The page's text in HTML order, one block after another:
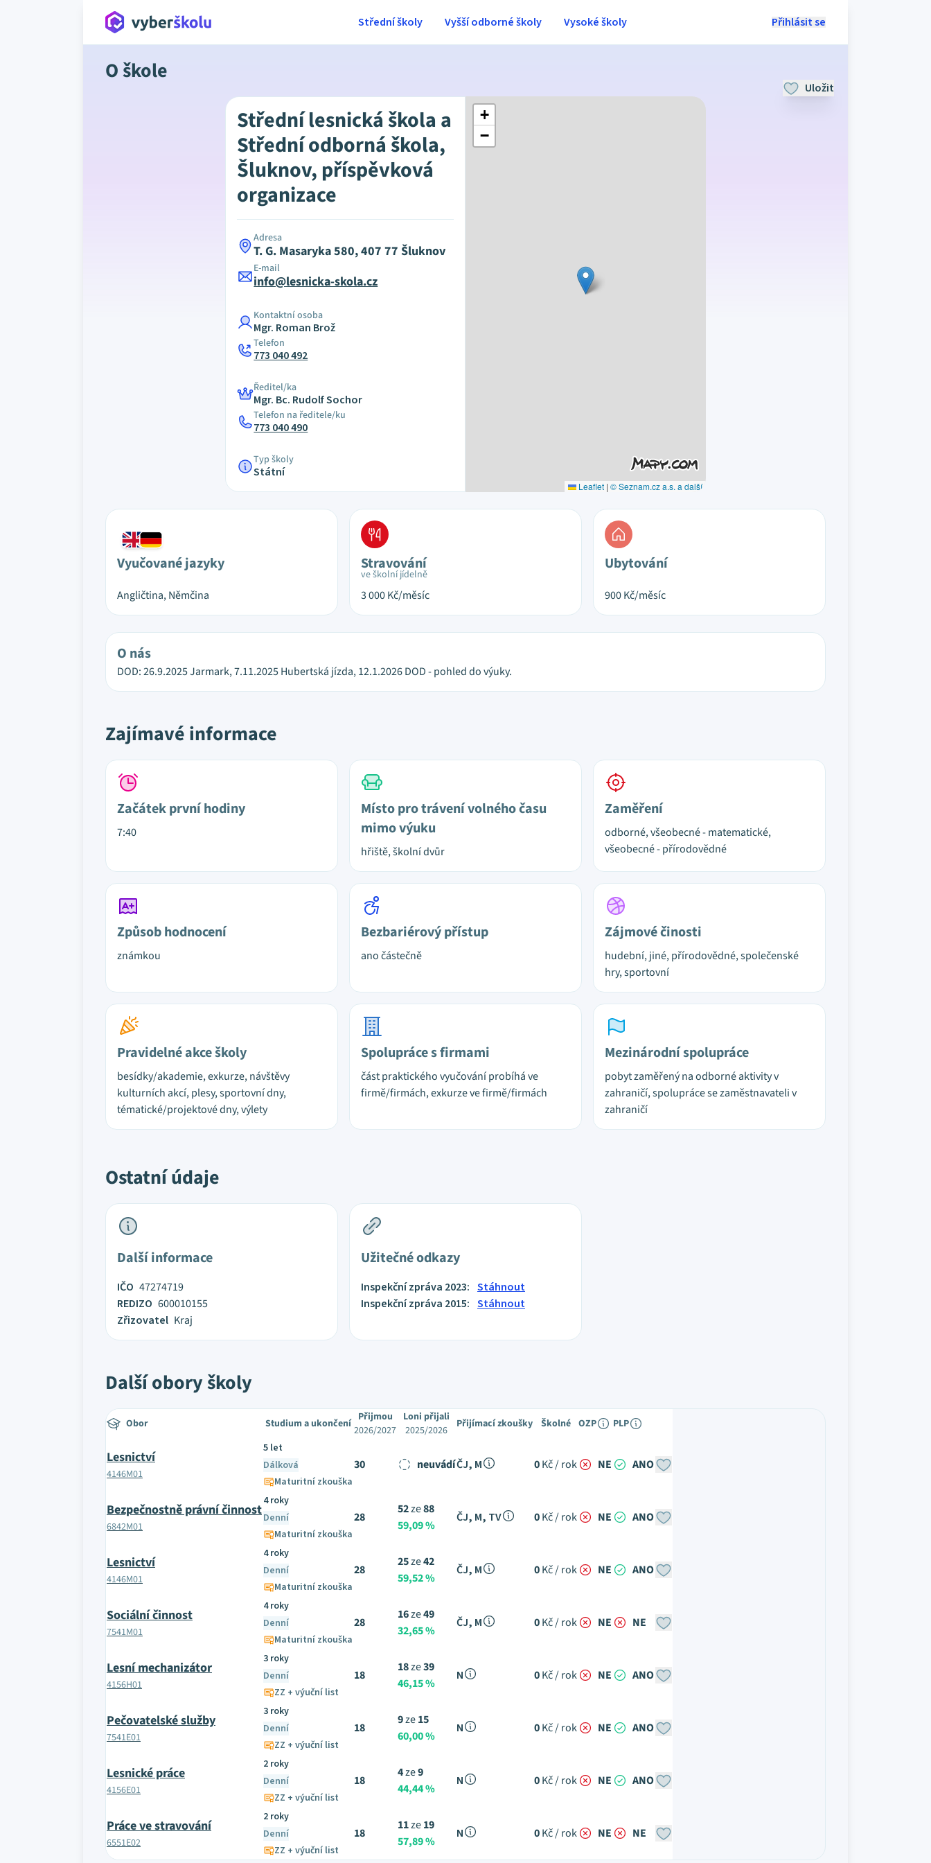
Přihlásit se
Střední školy Vyšší odborné školy Vysoké školy
O škole
Uložit
Střední lesnická škola a
Střední odborná škola,
Šluknov, příspěvková
organizace
Adresa
T. G. Masaryka 580, 407 77 Šluknov
E-mail
info@lesnicka-skola.cz
Kontaktní osoba
Mgr. Roman Brož
Telefon
773 040 492
Ředitel/ka
Mgr. Bc. Rudolf Sochor
Telefon na ředitele/ku
773 040 490
Typ školy
Státní
+
−
Leaflet | © Seznam.cz a.s. a další
Vyučované jazyky
Angličtina, Němčina
Stravování
ve školní jídelně
3 000Kč/měsíc
Ubytování
900Kč/měsíc
O nás
DOD: 26.9.2025 Jarmark, 7.11.2025 Hubertská jízda, 12.1.2026 DOD - pohled do výuky.
Zajímavé informace
Začátek první hodiny
7:40
Místo pro trávení volného času
mimo výuku
hřiště, školní dvůr
Zaměření
odborné, všeobecné - matematické,
všeobecné - přírodovědné
Způsob hodnocení
známkou
Bezbariérový přístup
ano částečně
Zájmové činosti
hudební, jiné, přírodovědné, společenské
hry, sportovní
Pravidelné akce školy
besídky/akademie, exkurze, návštěvy
kulturních akcí, plesy, sportovní dny,
tématické/projektové dny, výlety
Spolupráce s firmami
část praktického vyučování probíhá ve
firmě/firmách, exkurze ve firmě/firmách
Mezinárodní spolupráce
pobyt zaměřený na odborné aktivity v
zahraničí, spolupráce se zaměstnavateli v
zahraničí
Ostatní údaje
Další informace
IČO 47274719
REDIZO 600010155
Zřizovatel Kraj
Užitečné odkazy
Inspekční zpráva 2023: Stáhnout
Inspekční zpráva 2015: Stáhnout
Další obory školy
Obor Studium a ukončení Přijmou
2026/2027
Loni přijali
2025/2026
Přijímací zkoušky Školné OZP PLP
Lesnictví
4146M01
5 let
Dálková
Maturitní zkouška
30 neuvádíČJ, M 0Kč / rok NE ANO
Bezpečnostně právní činnost
6842M01
4 roky
Denní
Maturitní zkouška
28
52ze88
59,09 %
ČJ, M, TV 0Kč / rok NE ANO
Lesnictví
4146M01
4 roky
Denní
Maturitní zkouška
28
25ze42
59,52 %
ČJ, M 0Kč / rok NE ANO
Sociální činnost
7541M01
4 roky
Denní
Maturitní zkouška
28
16ze49
32,65 %
ČJ, M 0Kč / rok NE NE
Lesní mechanizátor
4156H01
3 roky
Denní
ZZ + výuční list
18
18ze39
46,15 %
N 0Kč / rok NE ANO
Pečovatelské služby
7541E01
3 roky
Denní
ZZ + výuční list
18
9ze15
60,00 %
N 0Kč / rok NE ANO
Lesnické práce
4156E01
2 roky
Denní
ZZ + výuční list
18
4ze9
44,44 %
N 0Kč / rok NE ANO
Práce ve stravování
6551E02
2 roky
Denní
ZZ + výuční list
18
11ze19
57,89 %
N 0Kč / rok NE NE